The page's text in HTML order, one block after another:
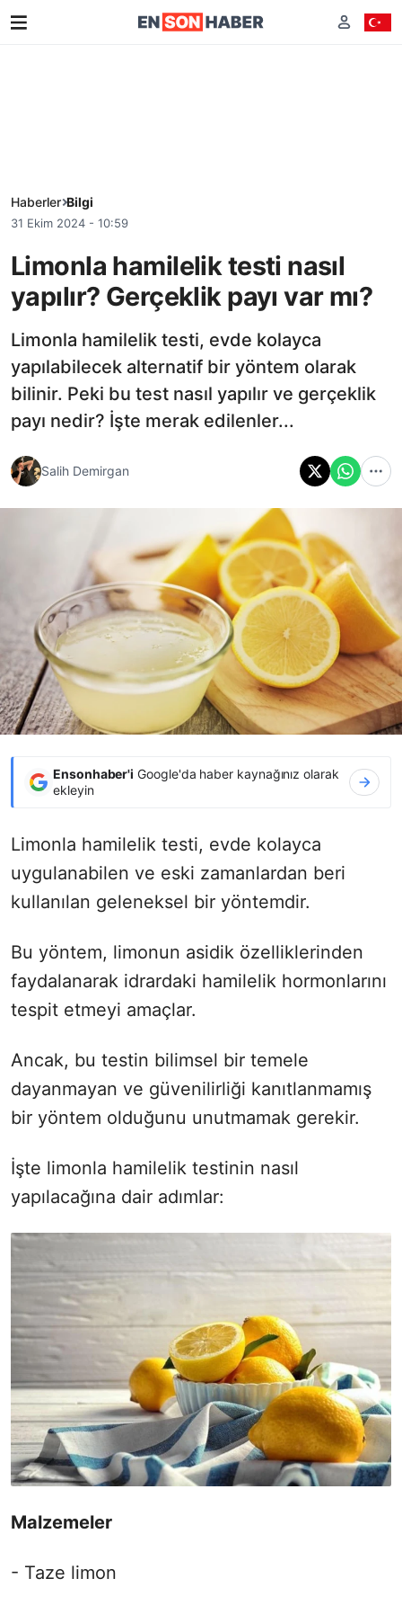
Haberler Bilgi
31 Ekim 2024 - 10:59
Limonla hamilelik testi nasıl
yapılır? Gerçeklik payı var mı?
Limonla hamilelik testi, evde kolayca
yapılabilecek alternatif bir yöntem olarak
bilinir. Peki bu test nasıl yapılır ve gerçeklik
payı nedir? İşte merak edilenler...
Salih Demirgan
Ensonhaber'i Google'da haber kaynağınız olarak
ekleyin
Limonla hamilelik testi, evde kolayca
uygulanabilen ve eski zamanlardan beri
kullanılan geleneksel bir yöntemdir.
Bu yöntem, limonun asidik özelliklerinden
faydalanarak idrardaki hamilelik hormonlarını
tespit etmeyi amaçlar.
Ancak, bu testin bilimsel bir temele
dayanmayan ve güvenilirliği kanıtlanmamış
bir yöntem olduğunu unutmamak gerekir.
İşte limonla hamilelik testinin nasıl
yapılacağına dair adımlar:
Malzemeler
- Taze limon